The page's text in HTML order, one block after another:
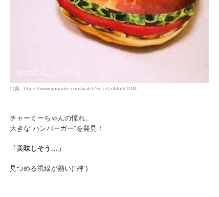
出典 : https://www.youtube.com/watch?v=tz1z3dmVTOM
チャーミーちゃんの憧れ。
大きな“ハンバーガー”を発見！
「美味しそう…」
見つめる視線が熱い(´艸`)